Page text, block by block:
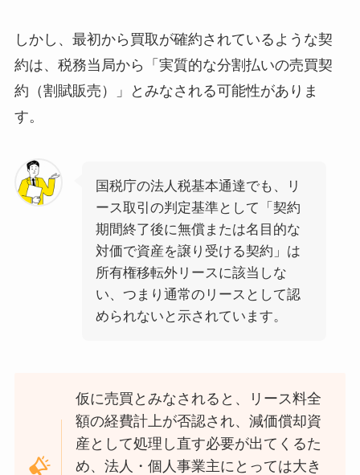
しかし、最初から買取が確約されているような契
約は、税務当局から「実質的な分割払いの売買契
約（割賦販売）」とみなされる可能性がありま
す。
国税庁の法人税基本通達でも、リ
ース取引の判定基準として「契約
期間終了後に無償または名目的な
対価で資産を譲り受ける契約」は
所有権移転外リースに該当しな
い、つまり通常のリースとして認
められないと示されています。
仮に売買とみなされると、リース料全
額の経費計上が否認され、減価償却資
産として処理し直す必要が出てくるた
め、法人・個人事業主にとっては大き